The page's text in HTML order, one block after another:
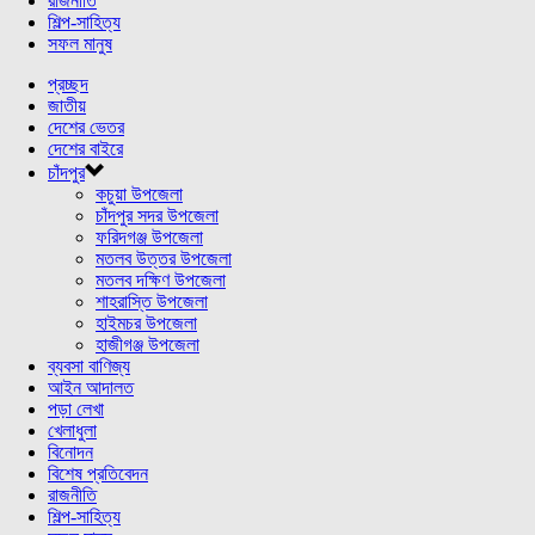
শিল্প-সাহিত্য
সফল মানুষ
প্রচ্ছদ
জাতীয়
দেশের ভেতর
দেশের বাইরে
চাঁদপুর
কচুয়া উপজেলা
চাঁদপুর সদর উপজেলা
ফরিদগঞ্জ উপজেলা
মতলব উত্তর উপজেলা
মতলব দক্ষিণ উপজেলা
শাহরাস্তি উপজেলা
হাইমচর উপজেলা
হাজীগঞ্জ উপজেলা
ব্যবসা বাণিজ্য
আইন আদালত
পড়া লেখা
খেলাধুলা
বিনোদন
বিশেষ প্রতিবেদন
রাজনীতি
শিল্প-সাহিত্য